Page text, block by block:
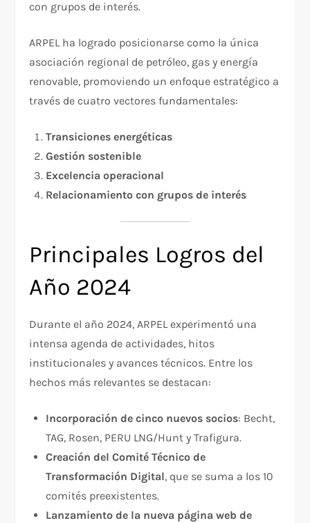
con grupos de interés.
ARPEL ha logrado posicionarse como la única
asociación regional de petróleo, gas y energía
renovable, promoviendo un enfoque estratégico a
través de cuatro vectores fundamentales:
Transiciones energéticas
Gestión sostenible
Excelencia operacional
Relacionamiento con grupos de interés
Principales Logros del
Año 2024
Durante el año 2024, ARPEL experimentó una
intensa agenda de actividades, hitos
institucionales y avances técnicos. Entre los
hechos más relevantes se destacan:
Incorporación de cinco nuevos socios: Becht,
TAG, Rosen, PERU LNG/Hunt y Trafigura.
Creación del Comité Técnico de
Transformación Digital, que se suma a los 10
comités preexistentes.
Lanzamiento de la nueva página web de